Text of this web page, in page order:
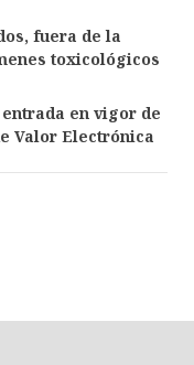
fuera de la
toxicológicos
en vigor de
Valor Electrónica